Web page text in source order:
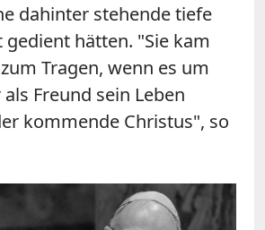
dahinter stehende tiefe
hätten. "Sie kam
Tragen, wenn es um
Freund sein Leben
kommende Christus", so